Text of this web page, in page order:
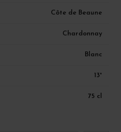
Côte de Beaune
Chardonnay
Blanc
13°
75 cl